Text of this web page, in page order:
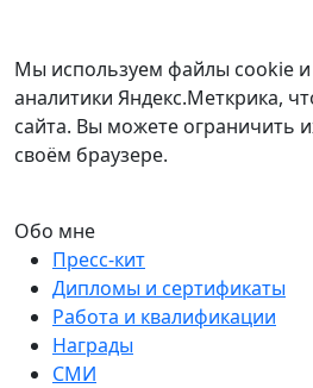
Мы используем файлы cookie и
аналитики Яндекс.Меткрика,
сайта. Вы можете ограничить
своём браузере.
Обо мне
Пресс-кит
Дипломы и сертификаты
Работа и квалификации
Награды
СМИ